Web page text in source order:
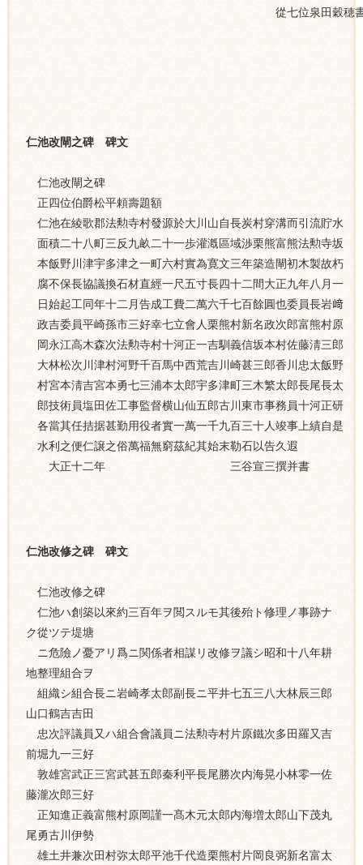
從七位泉田穀穂
仁池改閘之碑 碑文
仁池改閘之碑
正四位伯爵松平頼壽題額
仁池在綾歌郡法勲寺村發源於大川山自長炭村穿溝而引流貯水
面積二十八町三反九畝二十一歩灌漑區域渉栗熊富熊法勲寺坂
本飯野川津宇多津之一町六村實為寛文三年築造閘初木製故朽
腐不保長協議換石材直經一尺五寸長四十二間大正九年八月一
日始起工同年十二月告成工費二萬六千七百餘圓也委員長岩﨑
政吉委員平崎孫市三好幸七立會人栗熊村新名政次郎富熊村原
岡永江高木森次法勲寺村十河正一吉馴義信坂本村佐藤淸三郎
大林松次川津村河野千百馬中西荒吉川崎甚三郎香川忠太飯野
村宮本淸吉宮本勇七三浦本太郎宇多津町三木繁太郎長尾長太
郎技術員塩田佐工事監督横山仙五郎古川東市事務員十河正研
各當其任拮据甚勤用役者實一萬一千九百三十人竣事上績自是
水利之便仁譲之俗萬福無窮茲紀其始末勒石以告久遐
大正十二年 三谷宣三撰并書
仁池改修之碑 碑文
仁池改修之碑
仁池ハ創築以來約三百年ヲ閲スルモ其後殆ト修理ノ事跡ナ
ク從ツテ堤塘
ニ危險ノ憂アリ爲ニ関係者相謀リ改修ヲ議シ昭和十八年耕
地整理組合ヲ
組織シ組合長ニ岩崎孝太郎副長ニ平井七五三八大林辰三郎
山口鶴吉吉田
忠次評議員又ハ組合會議員ニ法勲寺村片原鐵次多田羅又吉
前堀九一三好
敦雄宮武正三宮武甚五郎秦利平長尾勝次内海晃小林零一佐
藤瀧次郎三好
正知進正義富熊村原岡謹一髙木元太郎内海増太郎山下茂丸
尾勇古川伊勢
雄土井兼次田村弥太郎平池千代造栗熊村片岡良弼新名富太